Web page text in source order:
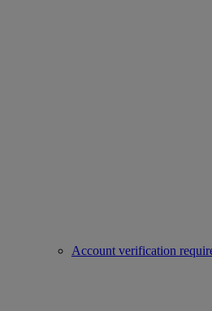
Account verification